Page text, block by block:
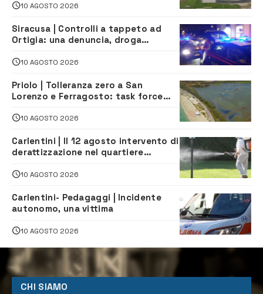
10 AGOSTO 2026
Siracusa | Controlli a tappeto ad
Ortigia: una denuncia, droga
multe
10 AGOSTO 2026
Priolo | Tolleranza zero a San
Lorenzo e Ferragosto: task force
navette gratuite
10 AGOSTO 2026
Carlentini | Il 12 agosto intervento di
derattizzazione nel quartiere
10 AGOSTO 2026
Carlentini- Pedagaggi | Incidente
autonomo, una vittima
10 AGOSTO 2026
CHI SIAMO